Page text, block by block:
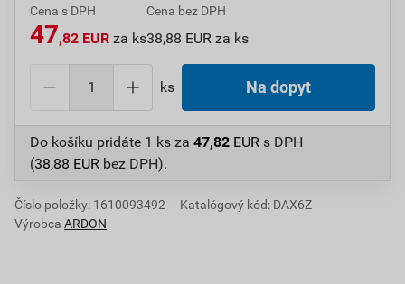
Cena s DPH
47,82 EUR za ks
Cena bez DPH
38,88 EUR za ks
ks Na dopyt
Do košíku pridáte 1 ks za 47,82 EUR s DPH
(38,88 EUR bez DPH).
Číslo položky: 1610093492
Katalógový kód: DAX6Z
Výrobca ARDON